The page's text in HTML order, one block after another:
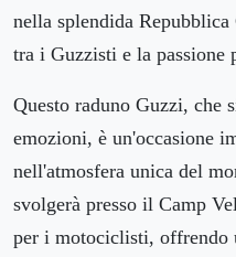
nella splendida
tra i Guzzisti e la
Questo raduno Guzzi, che
emozioni, è un'occasione
nell'atmosfera unica del
svolgerà presso il Camp
per i motociclisti, offrendo